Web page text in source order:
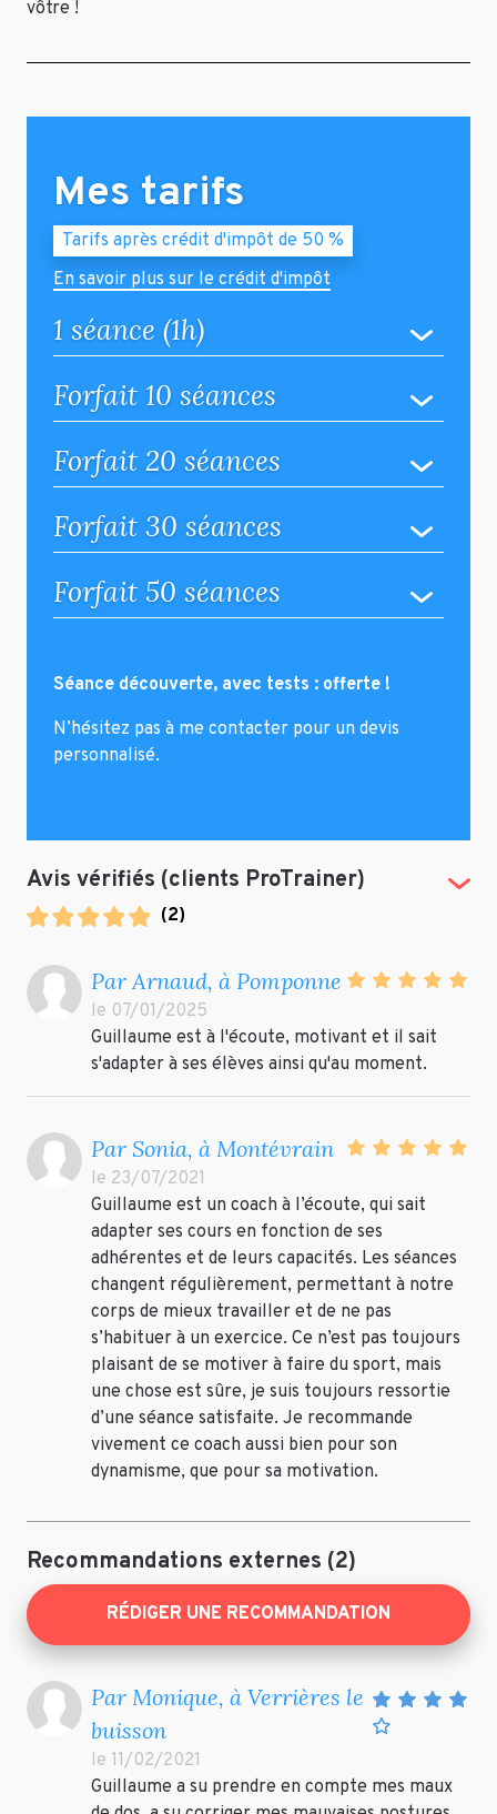
vôtre !
Mes tarifs
Tarifs après crédit d'impôt de 50 %
En savoir plus sur le crédit d'impôt
1 séance (1h)
Forfait 10 séances
Forfait 20 séances
Forfait 30 séances
Forfait 50 séances
Séance découverte, avec tests : offerte !
N’hésitez pas à me contacter pour un devis
personnalisé.
Avis vérifiés (clients ProTrainer)
(2)
Par Arnaud, à Pomponne
le 07/01/2025
Guillaume est à l'écoute, motivant et il sait
s'adapter à ses élèves ainsi qu'au moment.
Par Sonia, à Montévrain
le 23/07/2021
Guillaume est un coach à l’écoute, qui sait
adapter ses cours en fonction de ses
adhérentes et de leurs capacités. Les séances
changent régulièrement, permettant à notre
corps de mieux travailler et de ne pas
s’habituer à un exercice. Ce n’est pas toujours
plaisant de se motiver à faire du sport, mais
une chose est sûre, je suis toujours ressortie
d’une séance satisfaite. Je recommande
vivement ce coach aussi bien pour son
dynamisme, que pour sa motivation.
Recommandations externes (2)
RÉDIGER UNE RECOMMANDATION
Par Monique, à Verrières le
buisson
le 11/02/2021
Guillaume a su prendre en compte mes maux